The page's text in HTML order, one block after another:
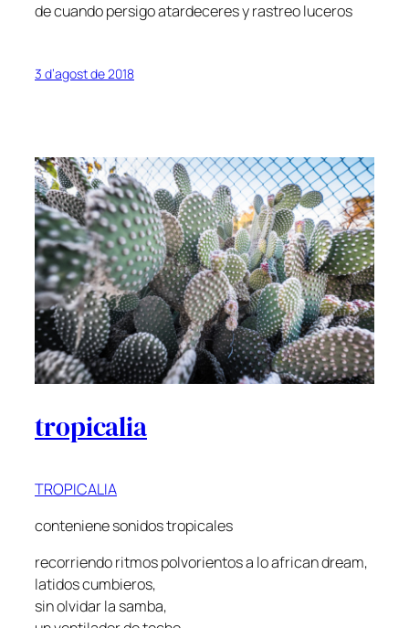
de cuando persigo atardeceres y rastreo luceros
3 d’agost de 2018
tropicalia
TROPICALIA
conteniene sonidos tropicales
recorriendo ritmos polvorientos a lo african dream,
latidos cumbieros,
sin olvidar la samba,